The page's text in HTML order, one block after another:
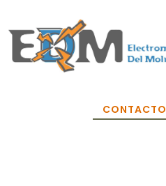
CONTACTO